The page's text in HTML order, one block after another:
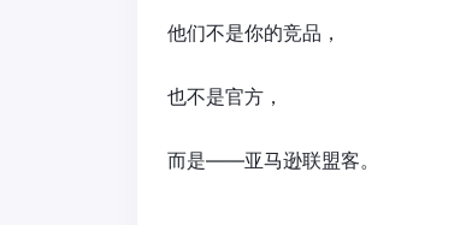
他们不是你的竞品，
也不是官方，
而是——亚马逊联盟客。